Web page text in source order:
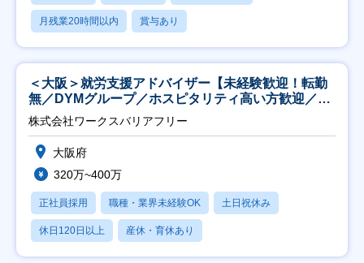
月残業20時間以内 賞与あり
＜大阪＞就労支援アドバイザー【未経験歓迎！転勤
無／DYMグループ／ホスピタリティ高い方歓迎／土
日祝】
株式会社ワークスバリアフリー
大阪府
320万~400万
正社員採用 職種・業界未経験OK 土日祝休み
休日120日以上 産休・育休あり